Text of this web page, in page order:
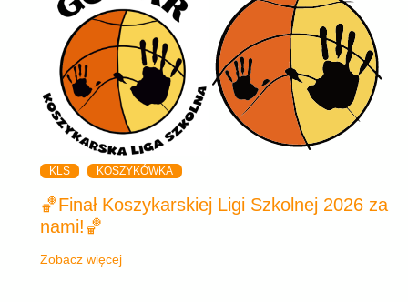
KLS KOSZYKÓWKA
🏀Finał Koszykarskiej Ligi Szkolnej 2026 za
nami!🏀
Zobacz więcej